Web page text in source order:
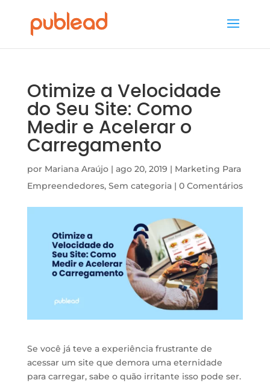
Otimize a Velocidade
do Seu Site: Como
Medir e Acelerar o
Carregamento
por Mariana Araújo| ago 20, 2019 | Marketing Para
Empreendedores, Sem categoria| 0 Comentários
Se você já teve a experiência frustrante de
acessar um site que demora uma eternidade
para carregar, sabe o quão irritante isso pode ser.